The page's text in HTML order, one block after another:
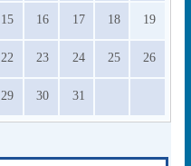
15 16 17 18 19
22 23 24 25 26
29 30 31